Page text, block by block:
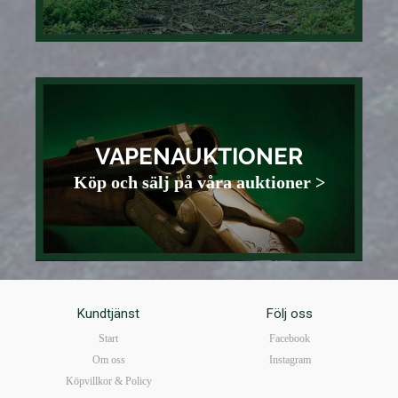
VAPENAUKTIONER
Köp och sälj på våra auktioner >
Kundtjänst
Start
Om oss
Köpvillkor & Policy
Följ oss
Facebook
Instagram